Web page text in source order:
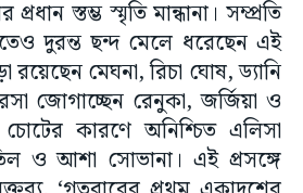
স্তম্ভ স্মৃতি মান্ধানা। সম্প্রতি
দুরন্ত ছন্দ মেলে ধরেছেন এই
রয়েছেন মেঘনা, রিচা ঘোষ, ড্যানি
জোগাচ্ছেন রেনুকা, জর্জিয়া ও
কারণে অনিশ্চিত এলিসা
ও আশা সোভানা। এই প্রসঙ্গে